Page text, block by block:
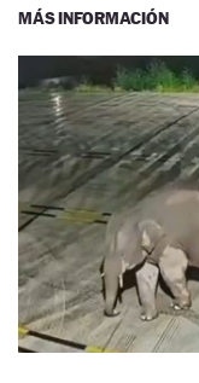
MÁS INFORMACIÓN